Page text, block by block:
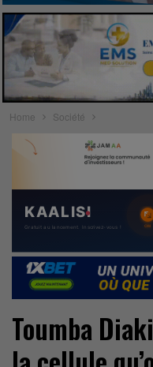
Home Société
Toumba